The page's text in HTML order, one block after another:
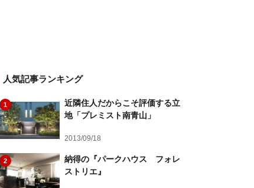
人気記事ランキング
1
近隣住人だからこそ評価する立
地「プレミスト南青山」
2013/09/18
2
納得の『パークハウス フォレ
ストリエ』